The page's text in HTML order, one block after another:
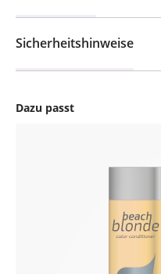
Dazu passt
Sicherheitshinweise